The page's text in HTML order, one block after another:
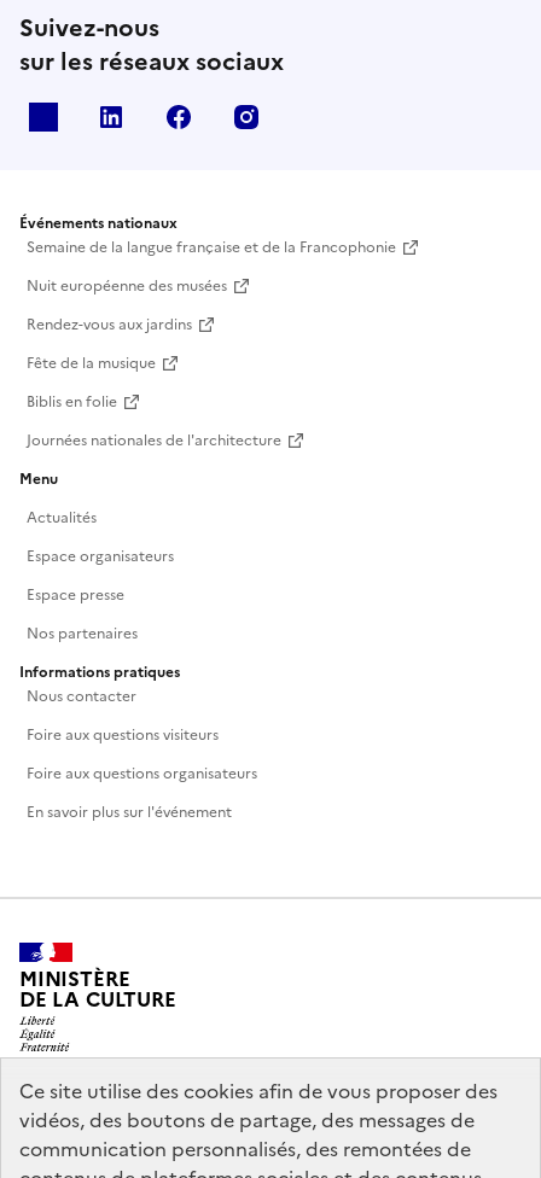
Ce site utilise des cookies afin de vous proposer des
vidéos, des boutons de partage, des messages de
communication personnalisés, des remontées de
Suivez-nous
sur les réseaux sociaux
Linkedin Facebook
Événements nationaux
Semaine de la langue française et de la Francophonie
Nuit européenne des musées
Rendez-vous aux jardins
Fête de la musique
Biblis en folie
Journées nationales de l'architecture
Menu
Actualités
Espace organisateurs
Espace presse
Nos partenaires
Informations pratiques
Nous contacter
Foire aux questions visiteurs
Foire aux questions organisateurs
En savoir plus sur l'événement
MINISTÈRE
DE LA CULTURE
legifrance.gouv.fr
info.gouv.fr